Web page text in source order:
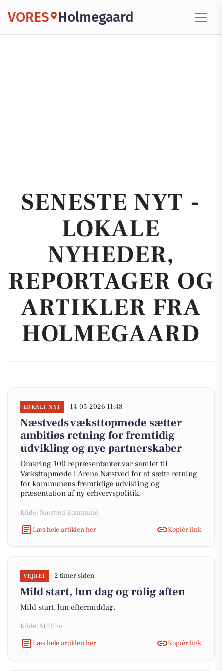
VORES Holmegaard
SENESTE NYT -
LOKALE
NYHEDER,
REPORTAGER OG
ARTIKLER FRA
HOLMEGAARD
LOKALT NYT 14-05-2026 11:48
Næstveds væksttopmøde sætter
ambitiøs retning for fremtidig
udvikling og nye partnerskaber
Omkring 100 repræsentanter var samlet til
Væksttopmøde i Arena Næstved for at sætte retning
for kommunens fremtidige udvikling og
præsentation af ny erhvervspolitik.
Kilde: Næstved Kommune
Læs hele artiklen her
Kopiér link
VEJRET 2 timer siden
Mild start, lun dag og rolig aften
Mild start, lun eftermiddag.
Kilde: MET.no
Læs hele artiklen her
Kopiér link